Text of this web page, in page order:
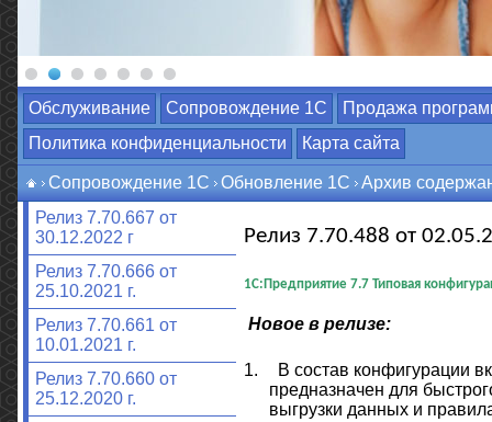
Обслуживание Сопровождение 1С
Продажа
Политика конфиденциальности
Карта сайта
Сопровождение 1С Обновление 1С
Архив
Релиз 7.70.667 от
30.12.2022 г
Релиз 7.70.666 от
25.10.2021 г.
Релиз 7.70.661 от
10.01.2021 г.
Релиз 7.70.660 от
25.12.2020 г.
Релиз 7.70.488 от
1С:Предприятие 7.7 Типовая
Новое в релизе:
1.
В состав конфигурации
предназначен для
выгрузки данных и